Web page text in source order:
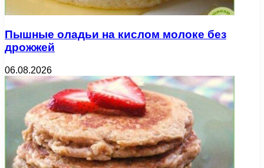
Пышные оладьи на кислом молоке без
дрожжей
06.08.2026